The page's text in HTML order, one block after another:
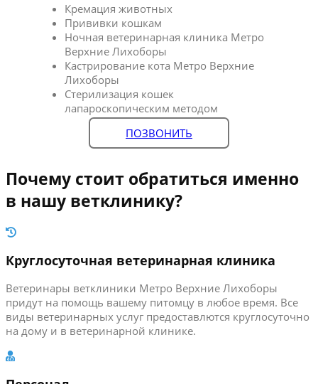
Кремация животных
Прививки кошкам
Ночная ветеринарная клиника Метро
Верхние Лихоборы
Кастрирование кота Метро Верхние
Лихоборы
Стерилизация кошек
лапароскопическим методом
ПОЗВОНИТЬ
Почему стоит обратиться именно
в нашу ветклинику?
Круглосуточная ветеринарная клиника
Ветеринары ветклиники Метро Верхние Лихоборы
придут на помощь вашему питомцу в любое время. Все
виды ветеринарных услуг предоставлются круглосуточно
на дому и в ветеринарной клинике.